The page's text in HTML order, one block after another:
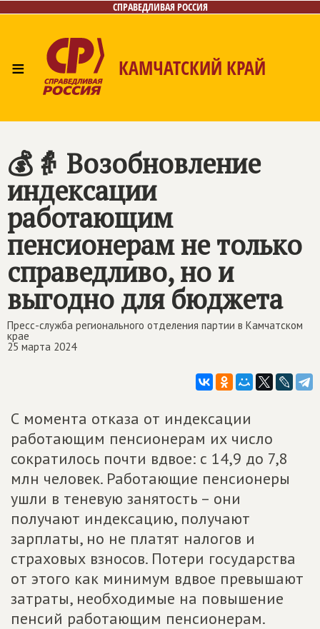
СПРАВЕДЛИВАЯ РОССИЯ
≡ КАМЧАТСКИЙ КРАЙ
Контакты
💰👵 Возобновление
индексации
работающим
пенсионерам не только
справедливо, но и
выгодно для бюджета
Пресс-служба регионального отделения партии в Камчатском
крае
25 марта 2024
С момента отказа от индексации
работающим пенсионерам их число
сократилось почти вдвое: с 14,9 до 7,8
млн человек. Работающие пенсионеры
ушли в теневую занятость – они
получают индексацию, получают
зарплаты, но не платят налогов и
страховых взносов. Потери государства
от этого как минимум вдвое превышают
затраты, необходимые на повышение
пенсий работающим пенсионерам.